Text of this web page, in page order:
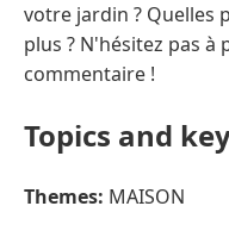
votre jardin ? Quelles
plus ? N'hésitez pas
commentaire !
Topics and
Themes: MAISON